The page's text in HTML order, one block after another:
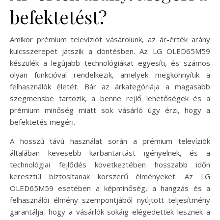
befektetést?
Amikor prémium televíziót vásárolunk, az ár-érték arány
kulcsszerepet játszik a döntésben. Az LG OLED65M59
készülék a legújabb technológiákat egyesíti, és számos
olyan funkcióval rendelkezik, amelyek megkönnyítik a
felhasználók életét. Bár az árkategóriája a magasabb
szegmensbe tartozik, a benne rejlő lehetőségek és a
prémium minőség miatt sok vásárló úgy érzi, hogy a
befektetés megéri.
A hosszú távú használat során a prémium televíziók
általában kevesebb karbantartást igényelnek, és a
technológiai fejlődés következtében hosszabb időn
keresztül biztosítanak korszerű élményeket. Az LG
OLED65M59 esetében a képminőség, a hangzás és a
felhasználói élmény szempontjából nyújtott teljesítmény
garantálja, hogy a vásárlók sokáig elégedettek lesznek a